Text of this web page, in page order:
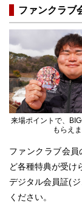
ファンクラブ
来場ポイントで、
もらえ
ファンクラブ会
ど各種特典が受け
デジタル会員証(
ください。